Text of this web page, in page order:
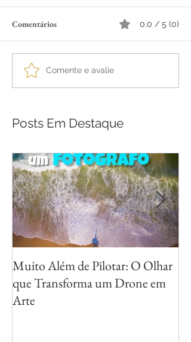
Comentários 0.0 / 5 (0)
Comente e avalie
Posts Em Destaque
Muito Além de Pilotar: O Olhar
que Transforma um Drone em
Arte